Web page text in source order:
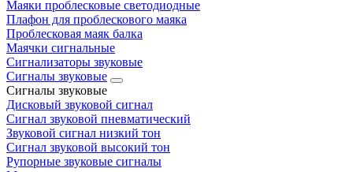
Маяки проблесковые светодиодные
Плафон для проблескового маяка
Проблесковая маяк балка
Маячки сигнальные
Сигнализаторы звуковые
Сигналы звуковые
Сигналы звуковые
Дисковый звуковой сигнал
Сигнал звуковой пневматический
Звуковой сигнал низкий тон
Сигнал звуковой высокий тон
Рупорные звуковые сигналы